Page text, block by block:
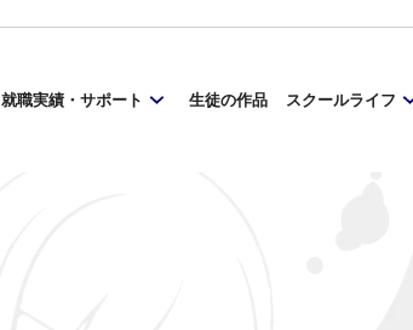
就職実績・サポート 生徒の作品 スクールライフ